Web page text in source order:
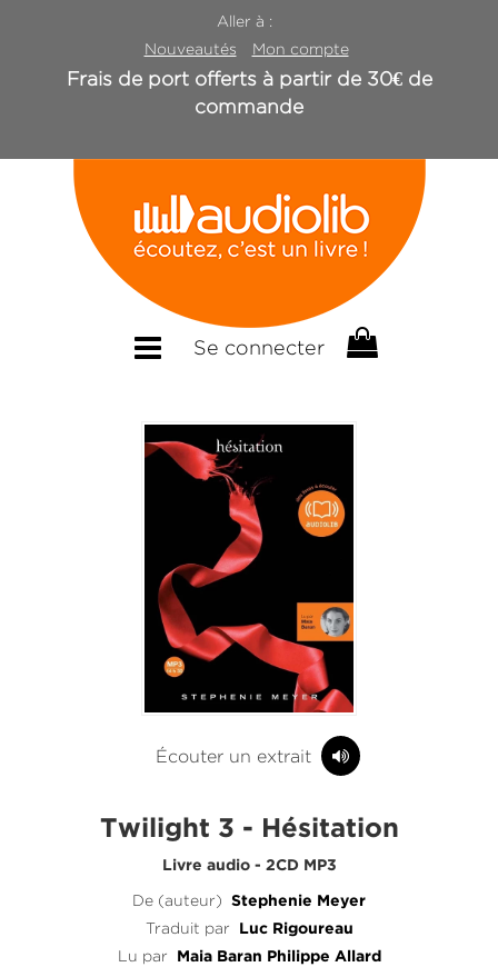
Aller à :
Nouveautés
Mon compte
Frais de port offerts à partir de 30€ de
commande
Se connecter
Écouter un extrait
Twilight 3 - Hésitation
Livre audio - 2CD MP3
De (auteur) Stephenie Meyer
Traduit par Luc Rigoureau
Lu par Maia Baran Philippe Allard